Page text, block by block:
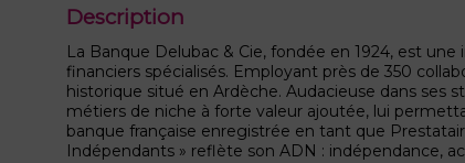
Description
La Banque Delubac & Cie, fondée en 1924, est
financiers spécialisés. Employant près de 350
historique situé en Ardèche. Audacieuse dans ses
métiers de niche à forte valeur ajoutée, lui
banque française enregistrée en tant que
Indépendants » reflète son ADN : indépendance,